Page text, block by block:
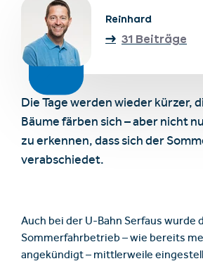
info@serfaus-fiss-ladis.at
Die Tage werden wieder kürzer,
Bäume färben sich – aber nicht
zu erkennen, dass sich der
verabschiedet.
Reinhard
31 Beiträge
Auch bei der U-Bahn Serfaus wurde
Sommerfahrbetrieb – wie bereits
angekündigt – mittlerweile